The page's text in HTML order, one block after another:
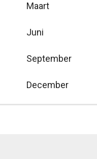
Maart
Juni
September
December